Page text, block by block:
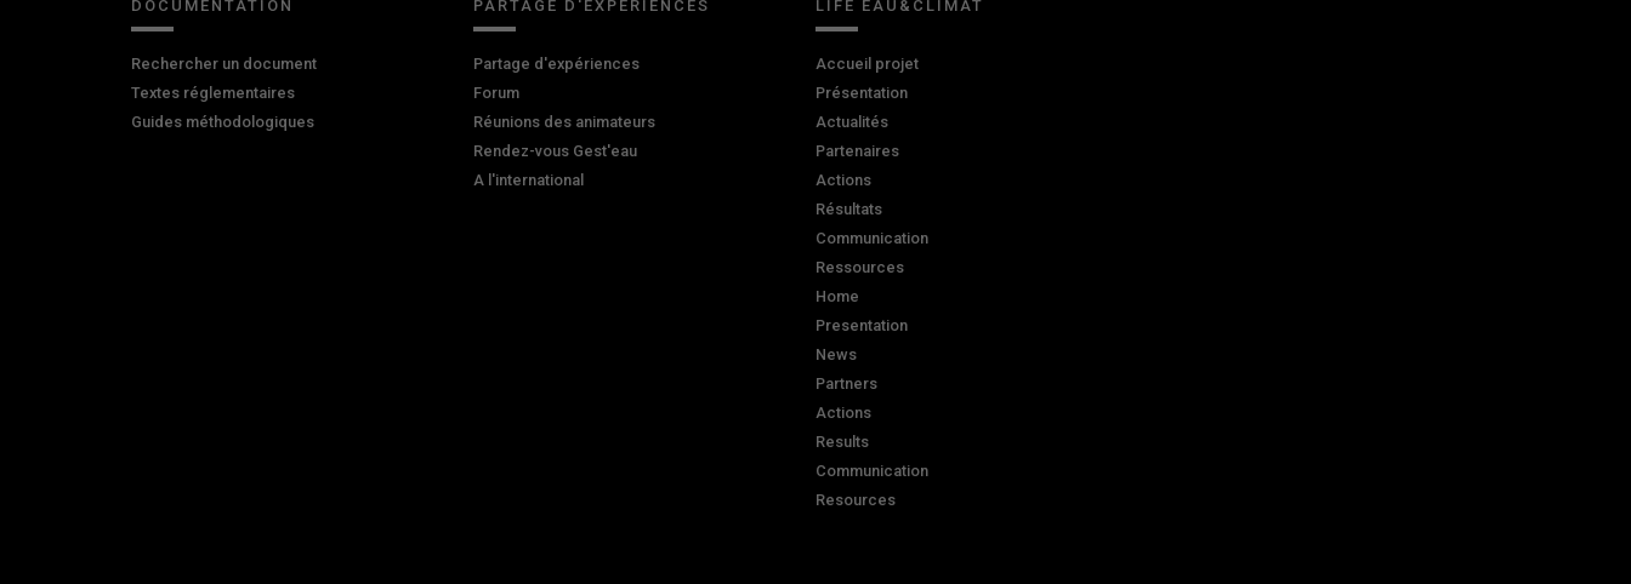
DOCUMENTATION
Rechercher un document
Textes réglementaires
Guides méthodologiques
PARTAGE D'EXPÉRIENCES
Partage d'expériences
Forum
Réunions des animateurs
Rendez-vous Gest'eau
A l'international
LIFE EAU&CLIMAT
Accueil projet
Présentation
Actualités
Partenaires
Actions
Résultats
Communication
Ressources
Home
Presentation
News
Partners
Actions
Results
Communication
Resources